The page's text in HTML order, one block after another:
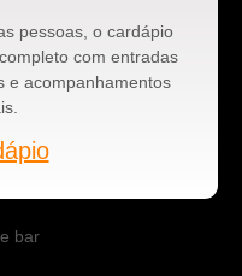
pessoas, o cardápio
com entradas
e acompanhamentos